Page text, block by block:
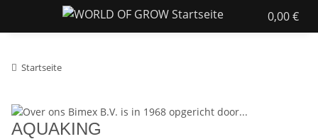
0,00 €
Startseite
AQUAKING